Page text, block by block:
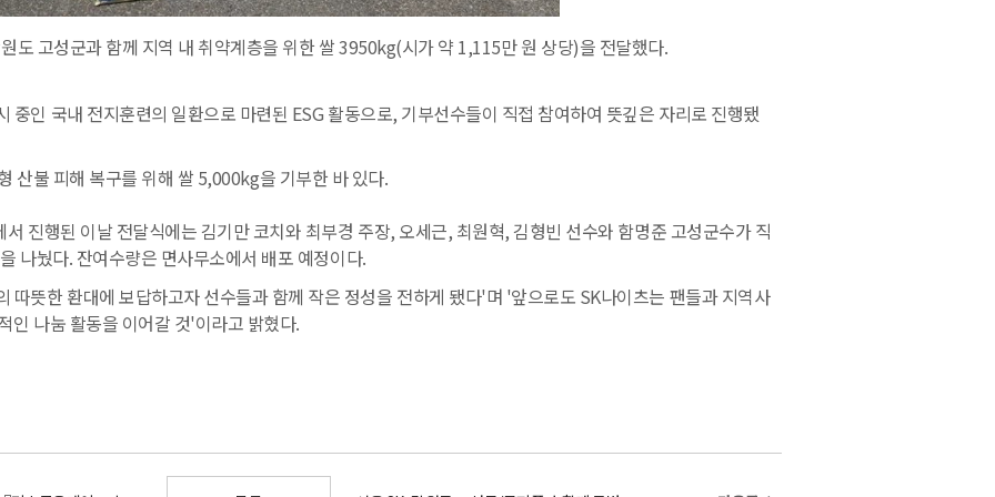
도 고성군과 함께 지역 내 취약계층을 위한 쌀3950kg(시가 약 1,115만 원 상당)을 전달했다.
중인 국내 전지훈련의 일환으로 마련된 ESG 활동으로, 기부선수들이 직접 참여하여 뜻깊은 자리로 진행됐
산불 피해 복구를 위해 쌀 5,000kg을 기부한 바 있다.
서 진행된 이날 전달식에는 김기만 코치와 최부경 주장, 오세근, 최원혁,김형빈 선수와 함명준 고성군수가 직
나눴다. 잔여수량은 면사무소에서 배포 예정이다.
따뜻한 환대에 보답하고자 선수들과 함께 작은 정성을 전하게 됐다'며 '앞으로도 SK나이츠는 팬들과 지역사
인 나눔 활동을 이어갈 것'이라고 밝혔다.